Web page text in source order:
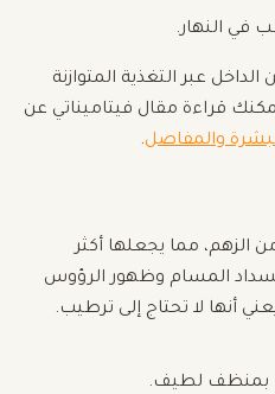
النهار.
عبر التغذية المتوازنة
قراءة مقال فيتاميناتي عن
والمفاصل.
الزهم، مما يجعلها أكثر
المسام وظهور الرؤوس
أنها لا تحتاج إلى ترطيب.
بمنظف لطيف.